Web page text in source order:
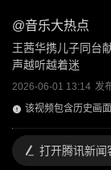
@音乐大热点
王茜华携儿子同台
声越听越着迷
2026-06-01 13:14 发
该视频包含历史画面
打开腾讯新闻